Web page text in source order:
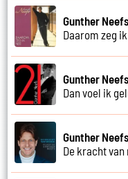
Gunther Neefs
Daarom zeg
Gunther Neefs
Dan voel ik
Gunther Neefs
De kracht van